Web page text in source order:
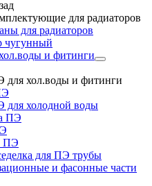
для радиаторов
для радиаторов
чугунный
и фитинги
для хол.воды и фитинги
для холодной воды
ПЭ
ПЭ
для ПЭ трубы
и фасонные части